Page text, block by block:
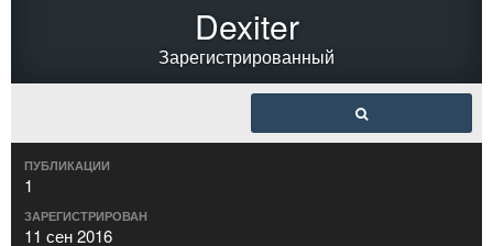
Dexiter
Зарегистрированный
ПУБЛИКАЦИИ
1
ЗАРЕГИСТРИРОВАН
11 сен 2016